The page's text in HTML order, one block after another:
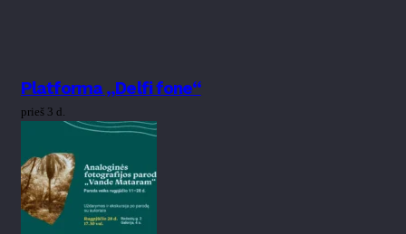
Platforma „Delfi fone“
prieš 3 d.